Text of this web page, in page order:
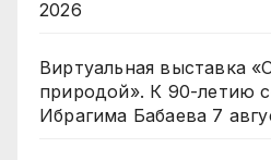
2026
Виртуальная выставка
природой». К 90-летию
Ибрагима Бабаева 7